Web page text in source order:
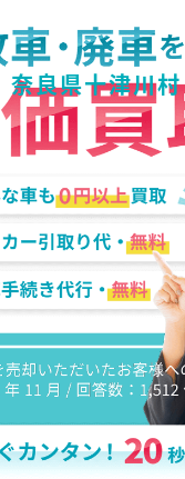
奈良県十津川村